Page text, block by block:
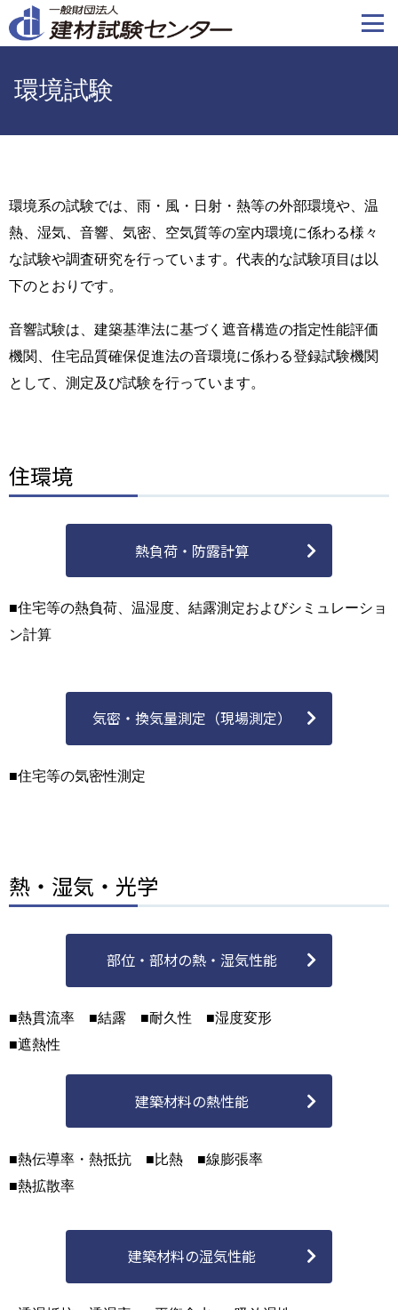
イ
移
動
環境試験
環境系の試験では、雨・風・日射・熱等の外部環境や、温
熱、湿気、音響、気密、空気質等の室内環境に係わる様々
な試験や調査研究を行っています。代表的な試験項目は以
下のとおりです。
音響試験は、建築基準法に基づく遮音構造の指定性能評価
機関、住宅品質確保促進法の音環境に係わる登録試験機関
として、測定及び試験を行っています。
住環境
熱負荷・防露計算
■住宅等の熱負荷、温湿度、結露測定およびシミュレーショ
ン計算
気密・換気量測定（現場測定）
■住宅等の気密性測定
熱・湿気・光学
部位・部材の熱・湿気性能
■熱貫流率 ■結露 ■耐久性 ■湿度変形
■遮熱性
建築材料の熱性能
■熱伝導率・熱抵抗 ■比熱 ■線膨張率
■熱拡散率
建築材料の湿気性能